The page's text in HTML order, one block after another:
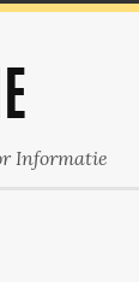
Informatie